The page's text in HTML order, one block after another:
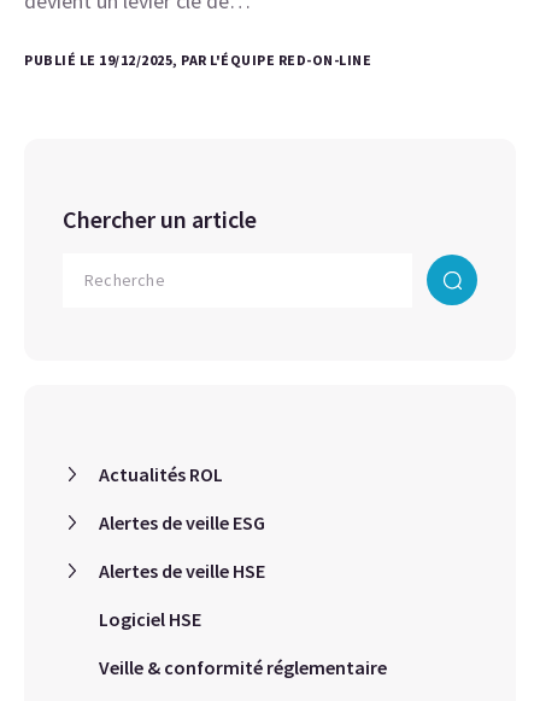
PUBLIÉ LE 19/12/2025, PAR L'ÉQUIPE RED-ON-LINE
Chercher un article
Actualités ROL
Alertes de veille ESG
Alertes de veille HSE
Logiciel HSE
Veille & conformité réglementaire